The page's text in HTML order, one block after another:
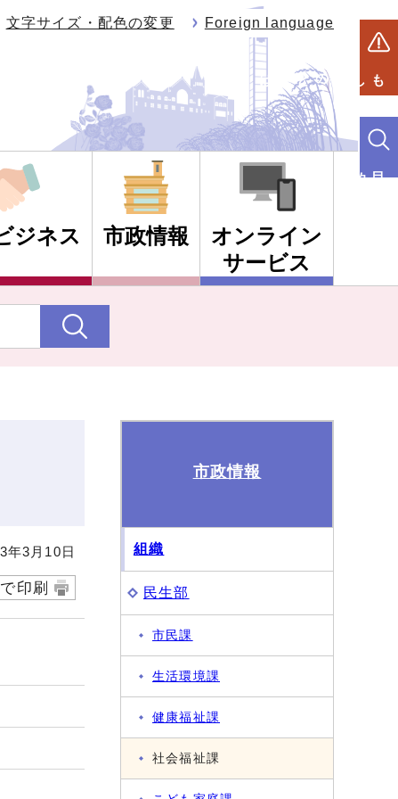
文字サイズ・配色の変更 Foreign language
もしものときは
ジネス 市政情報
オンライン
サービス
3月10日
印刷
市政情報
組織
民生部
市民課
生活環境課
健康福祉課
社会福祉課